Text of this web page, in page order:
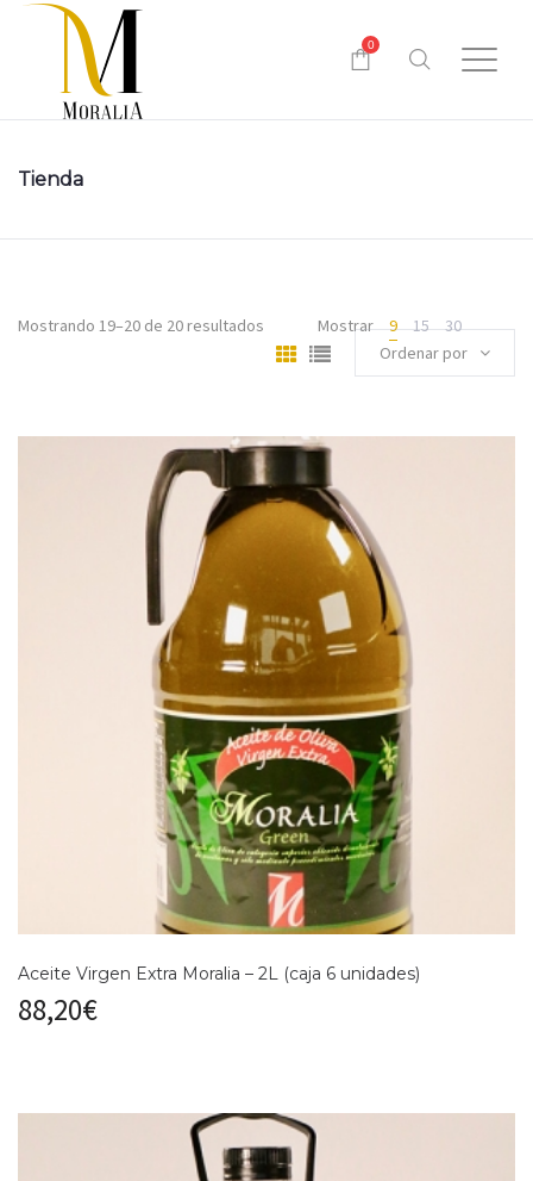
0
Tienda
Mostrando 19–20 de 20 resultados Mostrar 9 15
30
Ordenar por
Aceite Virgen Extra Moralia – 2L (caja 6 unidades)
88,20€